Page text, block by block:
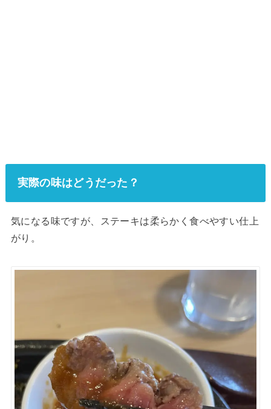
実際の味はどうだった？
気になる味ですが、ステーキは柔らかく食べやすい仕上
がり。